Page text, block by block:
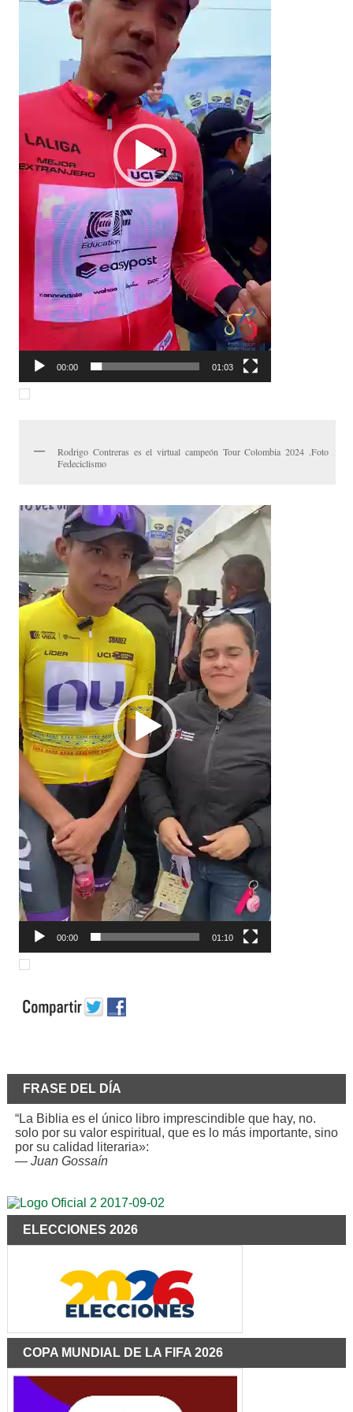
00:00 01:03
Rodrigo Contreras es el virtual campeón Tour Colombia 2024 .Foto
Fedeciclismo
Reproductor
00:00 01:10
FRASE DEL DÍA
“La Biblia es el único libro imprescindible que hay, no.
solo por su valor espiritual, que es lo más importante, sino
por su calidad literaria»:
— Juan Gossaín
ELECCIONES 2026
COPA MUNDIAL DE LA FIFA 2026